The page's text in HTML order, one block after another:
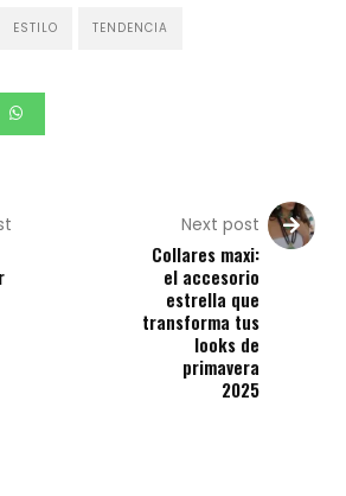
ESTILO TENDENCIA
Next post
Collares maxi:
el accesorio
estrella que
transforma tus
looks de
primavera
2025